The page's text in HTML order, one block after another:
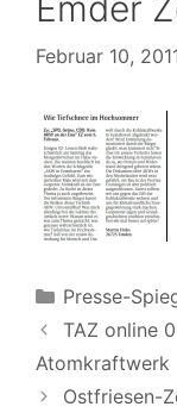
Februar 10,
Kategorien
Presse-
TAZ online
Atomkraftwerk
Ostfriesen-